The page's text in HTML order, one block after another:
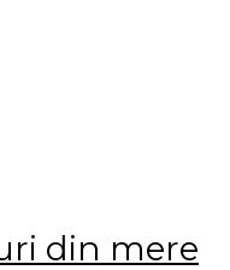
din mere